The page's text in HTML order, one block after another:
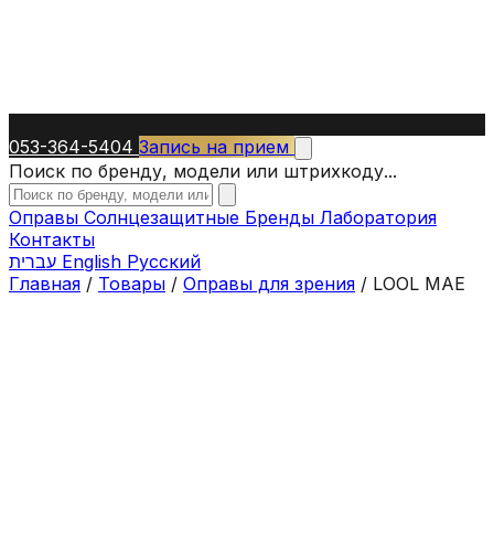
053-364-5404 Запись на прием
Поиск по бренду, модели или штрихкоду...
Оправы Солнцезащитные Бренды Лаборатория
Контакты
English Русский
Главная / Товары / Оправы для зрения / LOOL MAE